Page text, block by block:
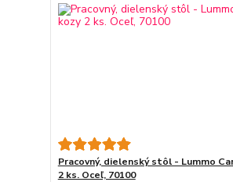
Pracovný, dielenský stôl - Lummo
2 ks. Oceľ, 70100